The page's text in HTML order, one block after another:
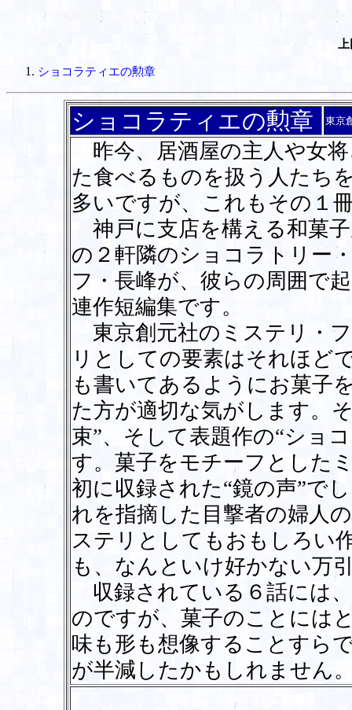
ショコラティエの勲章
ショコラティエの勲章 東京
昨今、居酒屋の主人や女
た食べるものを扱う人たち
多いですが、これもその１
神戸に支店を構える和菓
の２軒隣のショコラトリー
フ・長峰が、彼らの周囲で
連作短編集です。
東京創元社のミステリ・
リとしての要素はそれほど
も書いてあるようにお菓子
た方が適切な気がします。
束”、そして表題作の“ショ
す。菓子をモチーフとした
初に収録された“鏡の声”で
れを指摘した目撃者の婦人
ステリとしてもおもしろい
も、なんといけ好かない万
収録されている６話には
のですが、菓子のことには
味も形も想像することすら
が半減したかもしれませ